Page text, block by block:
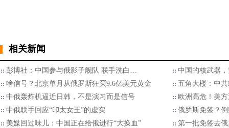
相关新闻
彭博社：中国参与俄影子舰队 联手洗白…
中国的核武器
啥信号？北京单月从俄罗斯狂买9.6亿美元黄金
五角大楼：中
中俄轰炸机逼近日韩，不是演习而是信号
欧洲高危！美
中俄联手回应“印太女王”的虚实
俄罗斯免签？
美媒回过味儿：中国正在给俄进行“大换血”
第一批免签去